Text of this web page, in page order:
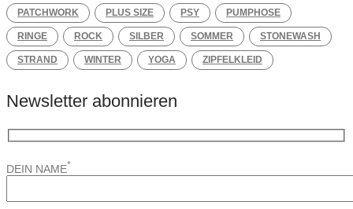
PATCHWORK PLUS SIZE PSY PUMPHOSE
RINGE ROCK SILBER SOMMER STONEWASH
STRAND WINTER YOGA ZIPFELKLEID
Newsletter abonnieren
DEIN NAME*